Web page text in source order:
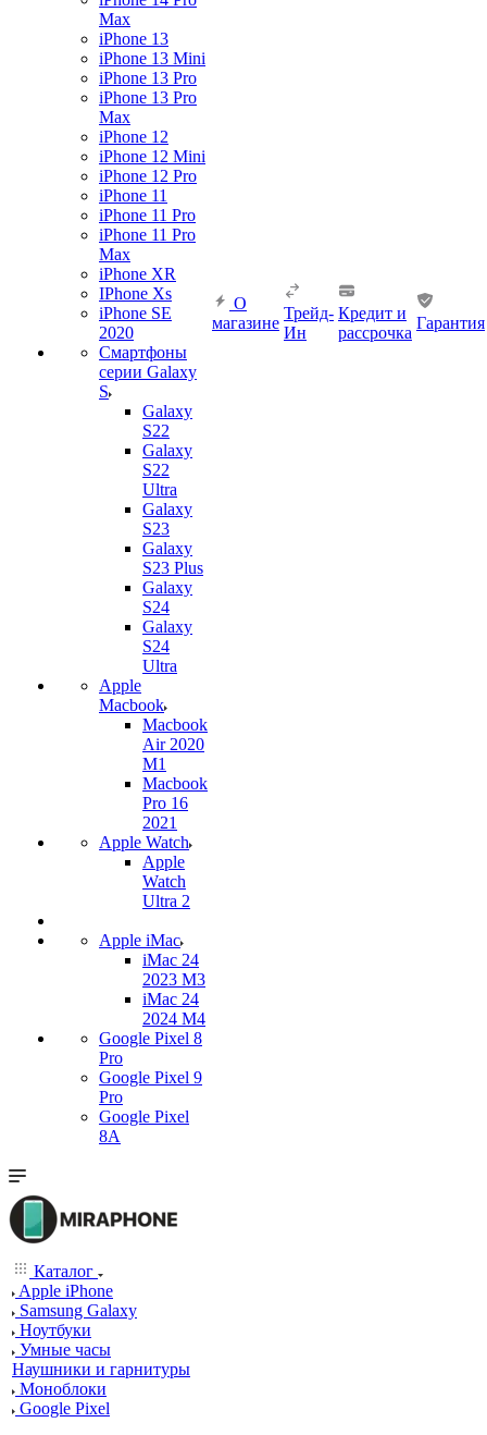
Max
iPhone 13
iPhone 13 Mini
iPhone 13 Pro
iPhone 13 Pro
Max
iPhone 12
iPhone 12 Mini
iPhone 12 Pro
iPhone 11
iPhone 11 Pro
iPhone 11 Pro
Max
iPhone XR
IPhone Xs
iPhone SE
2020
Смартфоны
серии Galaxy
S
Galaxy
S22
Galaxy
S22
Ultra
Galaxy
S23
Galaxy
S23 Plus
Galaxy
S24
Galaxy
S24
Ultra
Apple
Macbook
Macbook
Air 2020
M1
Macbook
Pro 16
2021
Apple Watch
Apple
Watch
Ultra 2
Apple iMac
iMac 24
2023 M3
iMac 24
2024 M4
Google Pixel 8
Pro
Google Pixel 9
Pro
Google Pixel
8A
О
магазине
Трейд-
Ин
Кредит и
рассрочка
Гарантия
Каталог
Apple iPhone
Samsung Galaxy
Ноутбуки
Умные часы
Наушники и гарнитуры
Моноблоки
Google Pixel